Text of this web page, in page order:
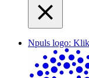
Npuls logo: Klik